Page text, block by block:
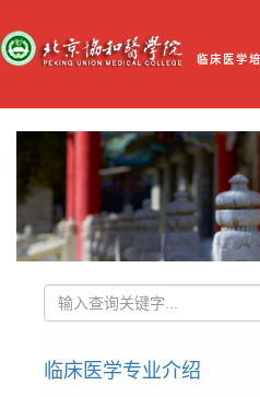
临床医学
临床医学专业介绍